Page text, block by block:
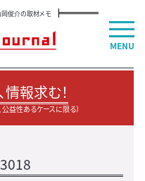
俊介の取材メモ
情報求む！
益性あるケースに限る）
MENU